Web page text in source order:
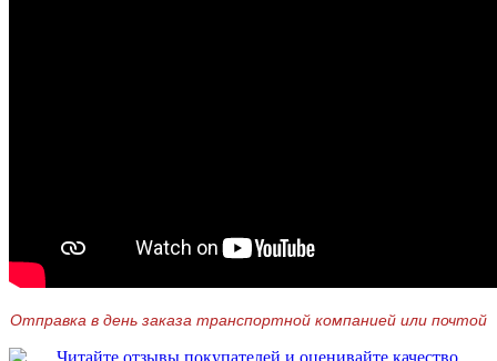
Отправка в день заказа транспортной компанией или почтой